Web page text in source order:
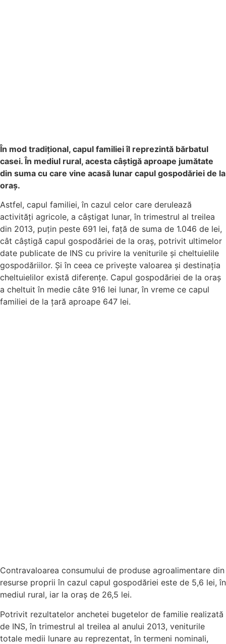
În mod tradițional, capul familiei îl reprezintă bărbatul
casei. În mediul rural, acesta câștigă aproape jumătate
din suma cu care vine acasă lunar capul gospodăriei de la
oraș.
Astfel, capul familiei, în cazul celor care derulează
activități agricole, a câștigat lunar, în trimestrul al treilea
din 2013, puțin peste 691 lei, față de suma de 1.046 de lei,
cât câștigă capul gospodăriei de la oraș, potrivit ultimelor
date publicate de INS cu privire la veniturile și cheltuielile
gospodăriilor. Și în ceea ce privește valoarea și destinația
cheltuielilor există diferențe. Capul gospodăriei de la oraș
a cheltuit în medie câte 916 lei lunar, în vreme ce capul
familiei de la țară aproape 647 lei.
Contravaloarea consumului de produse agroalimentare din
resurse proprii în cazul capul gospodăriei este de 5,6 lei, în
mediul rural, iar la oraș de 26,5 lei.
Potrivit rezultatelor anchetei bugetelor de familie realizată
de INS, în trimestrul al treilea al anului 2013, veniturile
totale medii lunare au reprezentat, în termeni nominali,